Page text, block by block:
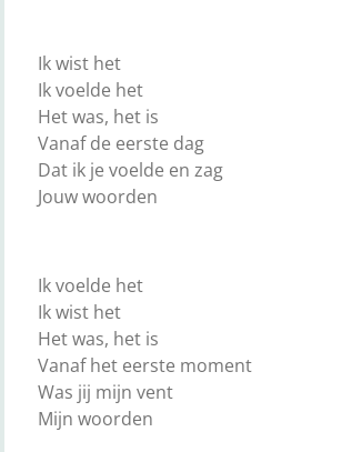
Ik wist het
Ik voelde het
Het was, het is
Vanaf de eerste dag
Dat ik je voelde en zag
Jouw woorden
Ik voelde het
Ik wist het
Het was, het is
Vanaf het eerste moment
Was jij mijn vent
Mijn woorden